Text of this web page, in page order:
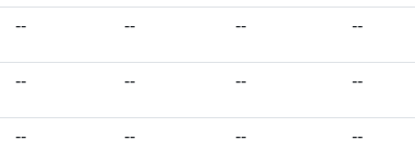
-- -- -- --
-- -- -- --
-- -- -- --